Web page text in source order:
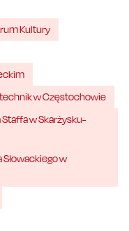
Kultury
w Częstochowie
w Skarżysku-
Słowackiego w